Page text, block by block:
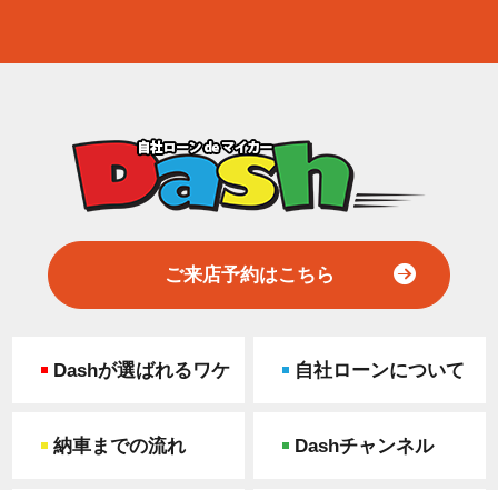
ご来店予約はこちら
Dashが選ばれるワケ 自社ローンについて
納車までの流れ Dashチャンネル